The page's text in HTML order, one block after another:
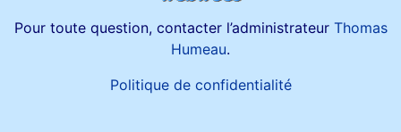
Pour toute question, contacter l’administrateur Thomas
Humeau.
Politique de confidentialité